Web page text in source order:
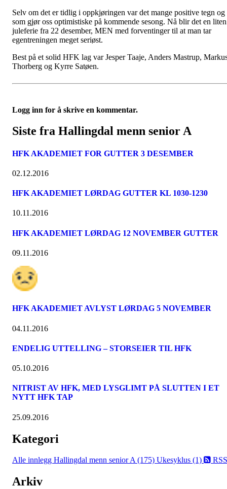
Selv om det er tidlig i oppkjøringen var det mange positive tegn og
som gjør oss optimistiske på kommende sesong. Nå blir det en liten
juleferie fra 22 desember, MEN med forventinger til at man tar
egentreningen meget seriøst.
Best på et solid HFK lag var Jesper Taaje, Anders Mastrup,
Thorberg og Kyrre Satøen.
Logg inn for å skrive en kommentar.
Siste fra Hallingdal menn senior A
HFK AKADEMIET FOR GUTTER 3 DESEMBER
02.12.2016
HFK AKADEMIET LØRDAG GUTTER KL 1030-1230
10.11.2016
HFK AKADEMIET LØRDAG 12 NOVEMBER GUTTER
09.11.2016
HFK AKADEMIET AVLYST LØRDAG 5 NOVEMBER
04.11.2016
ENDELIG UTTELLING – STORSEIER TIL HFK
05.10.2016
NITRIST AV HFK, MED LYSGLIMT PÅ SLUTTEN I ET
NYTT HFK TAP
25.09.2016
Kategori
Alle innlegg Hallingdal menn senior A (175) Ukesyklus (1) RSS
Arkiv